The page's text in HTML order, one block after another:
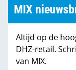
Partners
MIX
Altijd op de
DHZ-retail.
van MIX.